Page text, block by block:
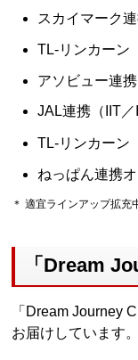
スカイマーク
TL-リンカーン
アソビュー連
JAL連携（IIT
TL-リンカーン
ねっぱん連携
＊ 適宜ラインアップ拡充
「Dream
「Dream Journey
お届けしています。